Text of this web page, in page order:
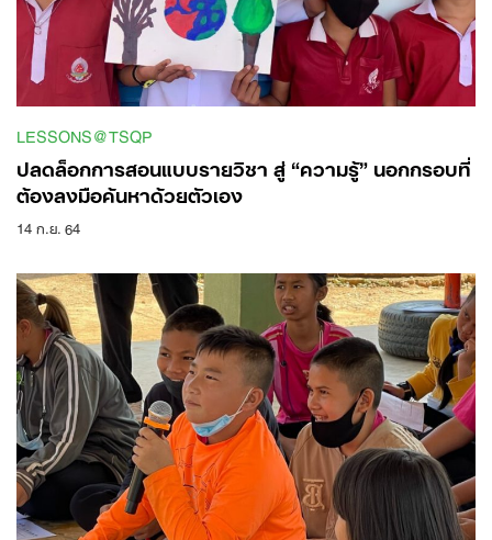
LESSONS@TSQP
ปลดล็อกการสอนแบบรายวิชา สู่ “ความรู้” นอกกรอบที่
ต้องลงมือค้นหาด้วยตัวเอง
14 ก.ย. 64